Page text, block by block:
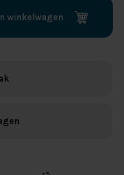
winkelwagen